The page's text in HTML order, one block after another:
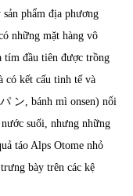
phẩm địa phương
những mặt hàng vô
tím đầu tiên được trồng
có kết cấu tinh tế và
ン, bánh mì onsen) nổi
suối, nhưng những
táo Alps Otome nhỏ
bày trên các kệ